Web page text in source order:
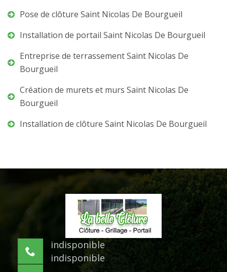
Pose de clôture Saint Nicolas De Bourgueil
Installation de portail Saint Nicolas De Bourgueil
Entreprise de terrassement Saint Nicolas De
Bourgueil
Création de murets et murs Saint Nicolas De
Bourgueil
Installation de clôture Saint Nicolas De Bourgueil
indisponible
indisponible